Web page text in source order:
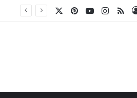
PinterestYouTube